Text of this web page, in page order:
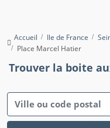
Accueil Ile de France
Place Marcel Hatier
Trouver la boite